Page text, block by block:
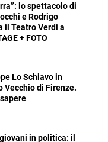
lo spettacolo di
e Rodrigo
il Teatro Verdi a
+ FOTO
Lo Schiavo in
Vecchio di Firenze.
in politica: il